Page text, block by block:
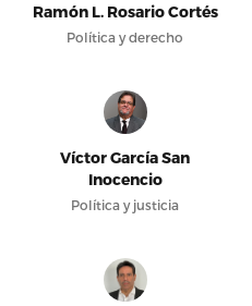
Ramón L. Rosario Cortés
Política y derecho
Víctor García San
Inocencio
Política y justicia